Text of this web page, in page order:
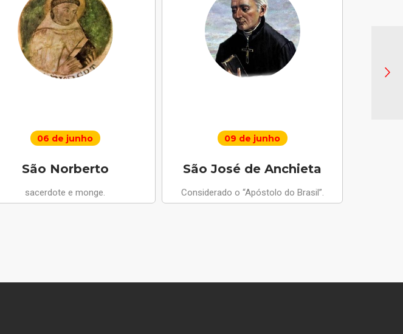
06 de junho
São Norberto
sacerdote e monge.
09 de junho
São José de Anchieta
Considerado o “Apóstolo do Brasil”.